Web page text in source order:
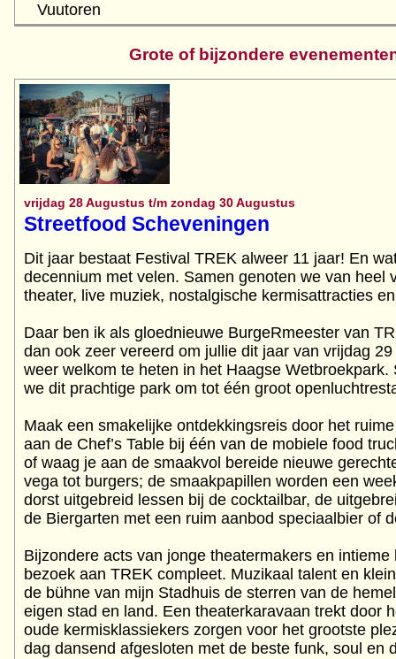
Vuutoren
Grote of bijzondere
vrijdag 28 Augustus t/m zondag 30 Augustus
Streetfood Scheveningen
Dit jaar bestaat Festival TREK alweer 11 jaar! En
decennium met velen. Samen genoten we van heel
theater, live muziek, nostalgische kermisattracties
Daar ben ik als gloednieuwe BurgeRmeester van
dan ook zeer vereerd om jullie dit jaar van vrijdag
weer welkom te heten in het Haagse
we dit prachtige park om tot één groot
Maak een smakelijke ontdekkingsreis door het
aan de Chef’s Table bij één van de mobiele food
of waag je aan de smaakvol bereide nieuwe
vega tot burgers; de smaakpapillen worden een
dorst uitgebreid lessen bij de cocktailbar, de
de Biergarten met een ruim aanbod speciaalbier of
Bijzondere acts van jonge theatermakers en
bezoek aan TREK compleet. Muzikaal talent en
de bühne van mijn Stadhuis de sterren van de
eigen stad en land. Een theaterkaravaan trekt door
oude kermisklassiekers zorgen voor het grootste
dag dansend afgesloten met de beste funk, soul en